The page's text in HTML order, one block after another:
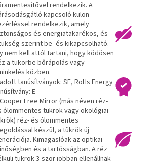
rendelkezik. A
kapcsoló külön
rendelkezik, amely
és energiatakarékos, és
szerint be- és kikapcsolható.
nem kell attól tartani, hogy ködösen
a tükörbe bőrápolás vagy
közben.
tanúsítványok: SE, RoHs Energy
E
Free Mirror (más néven réz-
ólommentes tükrök vagy ökológiai
réz- és ólommentes
készül, a tükrök új
Kimagaslóak az optikai
és a tartósságban. A réz
tükrök 3-szor jobban ellenállnak